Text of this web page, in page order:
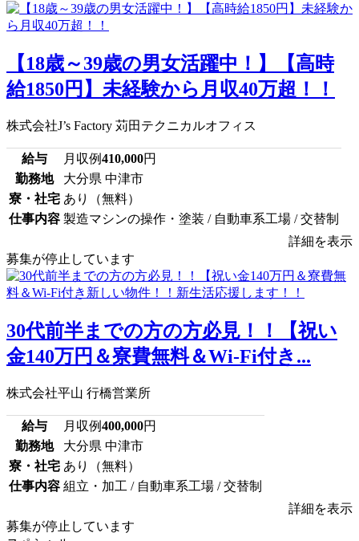
【18歳～39歳の男女活躍中！】【高時
給1850円】未経験から月収40万超！！
株式会社J’s Factory 苅田テクニカルオフィス
給与 月収例410,000円
勤務地
大分県 中津市
寮・社宅 あり（無料）
仕事内容 製造マシンの操作・塗装 / 自動車系工場 / 交替制
詳細を表示
募集が停止しています
30代前半までの方の方必見！！【祝い
金140万円＆寮費無料＆Wi-Fi付き...
株式会社平山 行橋営業所
給与 月収例400,000円
勤務地
大分県 中津市
寮・社宅 あり（無料）
仕事内容 組立・加工 / 自動車系工場 / 交替制
詳細を表示
募集が停止しています